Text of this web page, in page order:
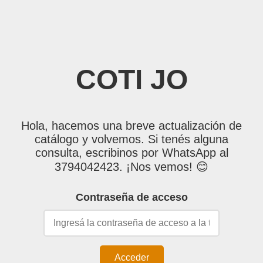
COTI JO
Hola, hacemos una breve actualización de
catálogo y volvemos. Si tenés alguna
consulta, escribinos por WhatsApp al
3794042423. ¡Nos vemos! 😊
Contraseña de acceso
Acceder